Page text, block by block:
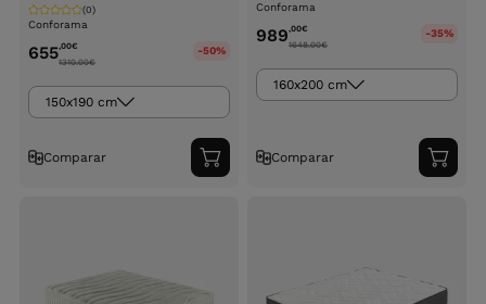
Conforama
(0)
655,00€
1310.00€
-50%
150x190 cm
Comparar
Adicionar
ao
Conforama
989,00€
1648.00€
-35%
160x200 cm
Comparar
ao